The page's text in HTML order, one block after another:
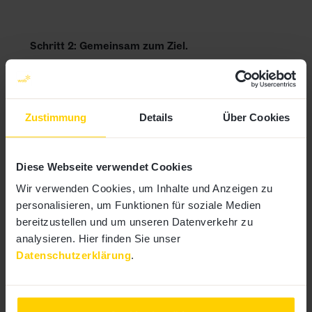
Zustimmung Details Über Cookies
Diese Webseite verwendet Cookies
Wir verwenden Cookies, um Inhalte und Anzeigen zu
personalisieren, um Funktionen für soziale Medien
bereitzustellen und um unseren Datenverkehr zu
analysieren. Hier finden Sie unser
Datenschutzerklärung.
Schritt 2: Gemeinsam zum Ziel.
Und um dieses Ziel zu erreichen, wurde ein
agenturübergreifendes Expert:innen-Team
zusammengestellt. Mit dabei: Strategie- und
Nussbaum unterstützt:
Recherche & Analyse – Gestaltung von
Workshops zur Definition der
Anforderungen und Ziele, Durchführung
einer Wettbewerbs- und UX-
und Themenanalyse.
Strategie & Konzept– Konkretisierung